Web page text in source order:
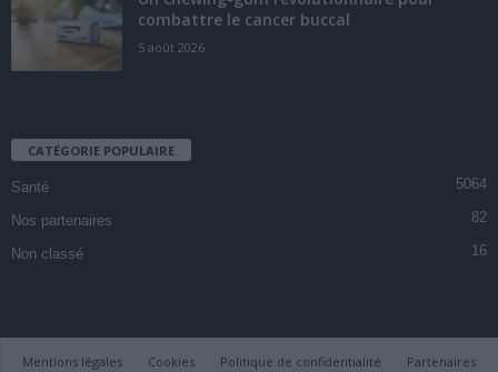
combattre le cancer buccal
5 août 2026
CATÉGORIE POPULAIRE
Santé 5064
Nos partenaires 82
Non classé 16
Mentions légales Cookies Politique de confidentialité Partenaires